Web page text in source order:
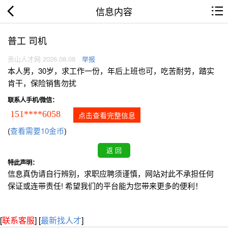
信息内容
普工 司机
贡山人才网 2026.08.08 举报
本人男，30岁，求工作一份，年后上班也可，吃苦耐劳，踏实
肯干，保险销售勿扰
联系人手机/微信：
151****6058 点击查看完整信息
(查看需要10金币)
特此声明：
信息真伪请自行辨别，求职应聘须谨慎，网站对此不承担任何
保证或连带责任! 希望我们的平台能为您带来更多的便利！
[联系客服] [最新找人才]